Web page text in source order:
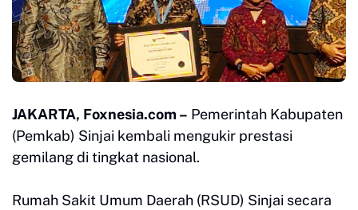
JAKARTA, Foxnesia.com – Pemerintah Kabupaten
(Pemkab) Sinjai kembali mengukir prestasi
gemilang di tingkat nasional.
Rumah Sakit Umum Daerah (RSUD) Sinjai secara